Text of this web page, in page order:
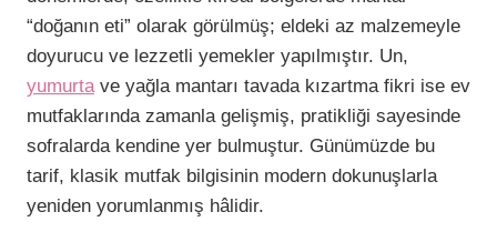
b
o
o
k
e
r
e
s
t
s
A
p
p
l
L
i
n
k
e
“doğanın eti” olarak görülmüş; eldeki az malzemeyle
doyurucu ve lezzetli yemekler yapılmıştır. Un,
yumurtave yağla mantarı tavada kızartma fikri ise ev
mutfaklarında zamanla gelişmiş, pratikliği sayesinde
sofralarda kendine yer bulmuştur. Günümüzde bu
tarif, klasik mutfak bilgisinin modern dokunuşlarla
yeniden yorumlanmış hâlidir.